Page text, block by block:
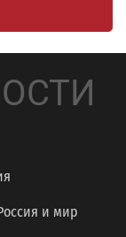
и мир